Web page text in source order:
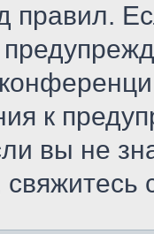
правил.
к
вы не